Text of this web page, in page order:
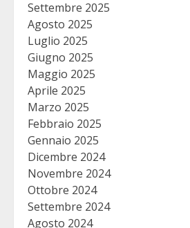
Settembre 2025
Agosto 2025
Luglio 2025
Giugno 2025
Maggio 2025
Aprile 2025
Marzo 2025
Febbraio 2025
Gennaio 2025
Dicembre 2024
Novembre 2024
Ottobre 2024
Settembre 2024
Agosto 2024